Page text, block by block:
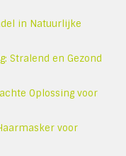
in Natuurlijke
Stralend en Gezond
Oplossing voor
voor